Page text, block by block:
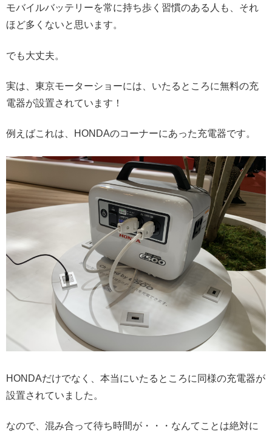
モバイルバッテリーを常に持ち歩く習慣のある人も、それ
ほど多くないと思います。
でも大丈夫。
実は、東京モーターショーには、いたるところに無料の充
電器が設置されています！
例えばこれは、HONDAのコーナーにあった充電器です。
HONDAだけでなく、本当にいたるところに同様の充電器が
設置されていました。
なので、混み合って待ち時間が・・・なんてことは絶対に